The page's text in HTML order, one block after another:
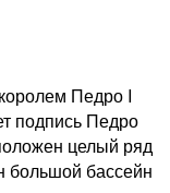
Педро I
подпись Педро
целый ряд
большой бассейн